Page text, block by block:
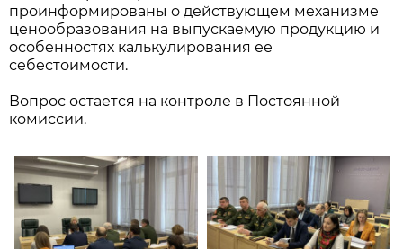
проинформированы о действующем механизме
ценообразования на выпускаемую продукцию и
особенностях калькулирования ее
себестоимости.
Вопрос остается на контроле в Постоянной
комиссии.